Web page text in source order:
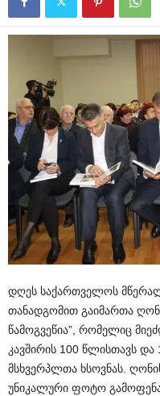
დღეს საქართველოს
თანადგომით გაიმართა
წამოგვეწია”, რომელიც
კავშირის 100 წლისთავს და
მსხვერპლთა ხსოვნას.
უნიკალური ფოტო